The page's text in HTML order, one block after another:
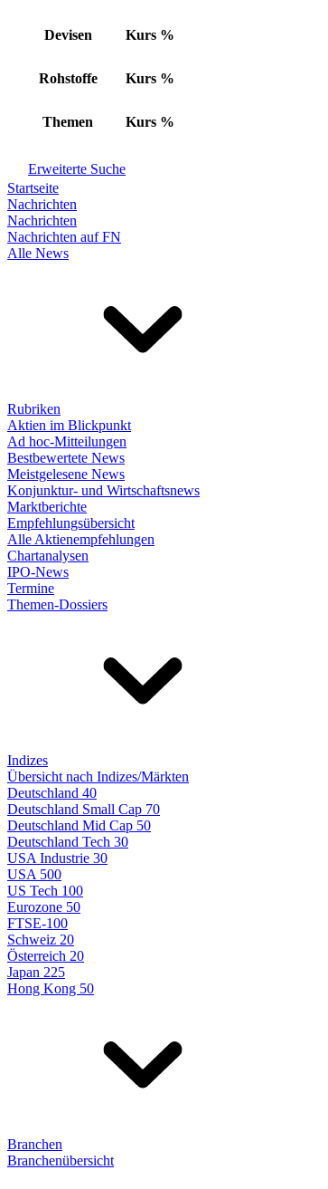
Devisen Kurs %
Rohstoffe Kurs %
Themen Kurs %
Erweiterte Suche
Startseite
Nachrichten
Nachrichten
Nachrichten auf FN
Alle News
Rubriken
Aktien im Blickpunkt
Ad hoc-Mitteilungen
Bestbewertete News
Meistgelesene News
Konjunktur- und Wirtschaftsnews
Marktberichte
Empfehlungsübersicht
Alle Aktienempfehlungen
Chartanalysen
IPO-News
Termine
Themen-Dossiers
Indizes
Übersicht nach Indizes/Märkten
Deutschland 40
Deutschland Small Cap 70
Deutschland Mid Cap 50
Deutschland Tech 30
USA Industrie 30
USA 500
US Tech 100
Eurozone 50
FTSE-100
Schweiz 20
Österreich 20
Japan 225
Hong Kong 50
Branchen
Branchenübersicht